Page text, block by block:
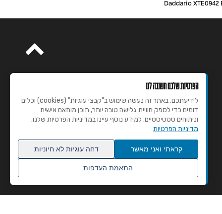
הפרטיות שלכם חשובה לנו
לידיעתכם, באתר זה נעשה שימוש ב"קבצי עוגיות" (cookies) וכלים
דומים כדי לספק חוויית גלישה טובה יותר, תוכן מותאם אישית
וניתוחים סטטיסטיים. למידע נוסף עיינו במדיניות הפרטיות שלנו.
מדיניות הפרטיות
קראתי ואני מאשר דחה עוגיות לא חיוניות
התאמת העדפות